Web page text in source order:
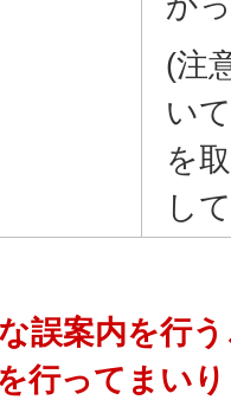
(注
い
を
し
誤案内を行
行ってまい